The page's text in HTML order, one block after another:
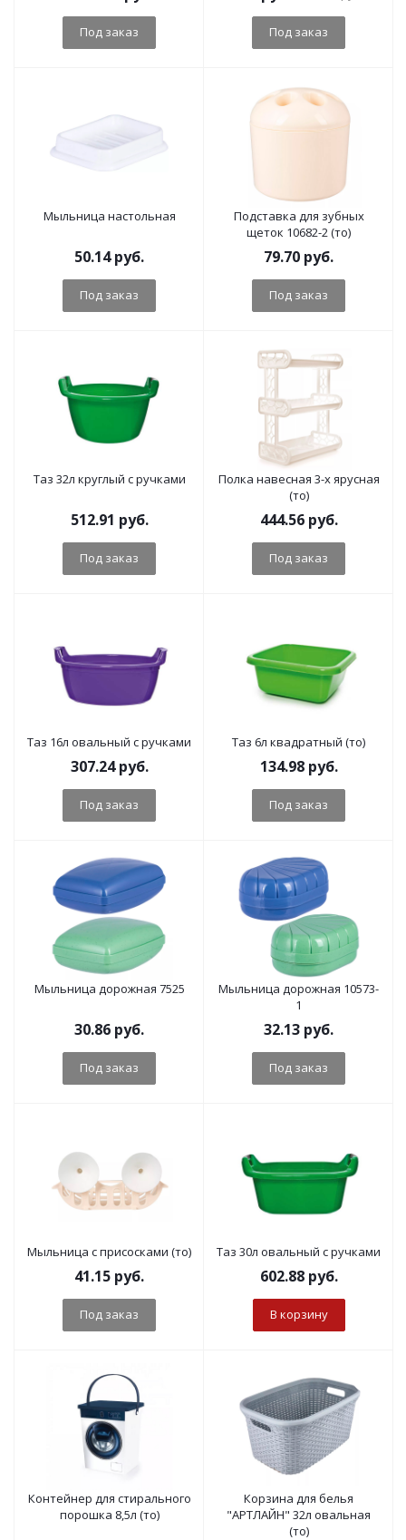
Под заказ Под заказ
Мыльница настольная
50.14руб.
Под заказ
Подставка для зубных
щеток 10682-2 (то)
79.70 руб.
Под заказ
Таз 32л круглый с ручками
512.91 руб.
Под заказ
Полка навесная 3-х ярусная
(то)
444.56руб.
Под заказ
Таз 16л овальный с ручками
307.24руб.
Под заказ
Таз 6л квадратный (то)
134.98руб.
Под заказ
Мыльница дорожная 7525
30.86 руб.
Под заказ
Мыльница дорожная 10573-
1
32.13 руб.
Под заказ
Мыльница с присосками (то)
41.15 руб.
Под заказ
Таз 30л овальный с ручками
602.88руб.
В корзину
Контейнер для стирального
порошка 8,5л (то)
Корзина для белья
"АРТЛАЙН" 32л овальная
(то)